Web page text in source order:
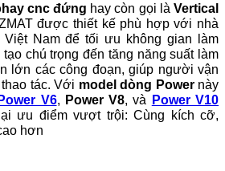
cnc đứng hay còn gọi làVertical
được thiết kế phù hợp với nhà
Nam để tối ưu không gian làm
chú trọng đến tăng năng suất làm
lớn các công đoạn, giúp người vận
thao tác.Với model dòng Powernày
Power V6, Power V8, và
Power V10
ưu điểm vượt trội: Cùng kích cỡ,
hơn